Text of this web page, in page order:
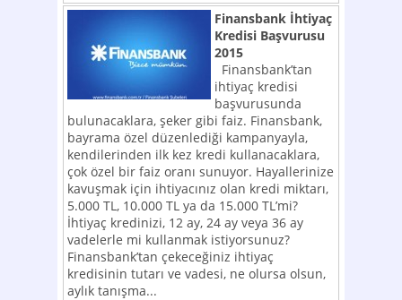
Finansbank İhtiyaç
Kredisi Başvurusu
2015
Finansbank’tan
ihtiyaç kredisi
başvurusunda
bulunacaklara, şeker gibi faiz. Finansbank,
bayrama özel düzenlediği kampanyayla,
kendilerinden ilk kez kredi kullanacaklara,
çok özel bir faiz oranı sunuyor. Hayallerinize
kavuşmak için ihtiyacınız olan kredi miktarı,
5.000 TL, 10.000 TL ya da 15.000 TL’mi?
İhtiyaç kredinizi, 12 ay, 24 ay veya 36 ay
vadelerle mi kullanmak istiyorsunuz?
Finansbank’tan çekeceğiniz ihtiyaç
kredisinin tutarı ve vadesi, ne olursa olsun,
aylık tanışma...